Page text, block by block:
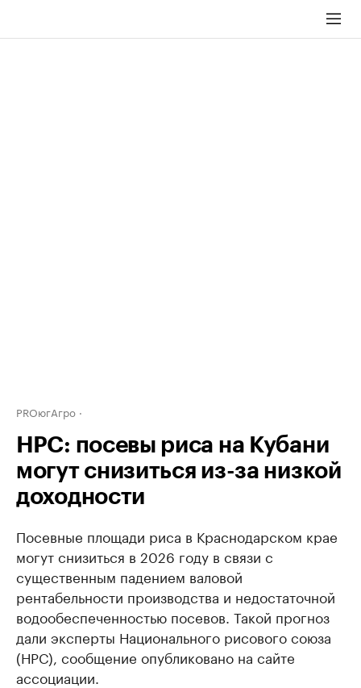
PROюгАгро
НРС: посевы риса на Кубани
могут снизиться из-за низкой
доходности
Посевные площади риса в Краснодарском крае
могут снизиться в 2026 году в связи с
существенным падением валовой
рентабельности производства и недостаточной
водообеспеченностью посевов. Такой прогноз
дали эксперты Национального рисового союза
(НРС), сообщение опубликовано на сайте
ассоциации.